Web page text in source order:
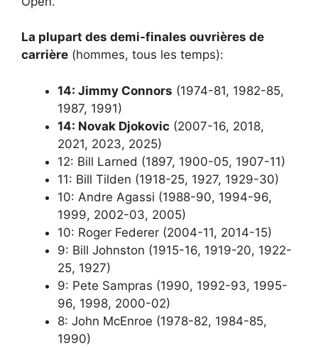
La plupart des demi-finales ouvrières de
carrière (hommes, tous les temps):
14: Jimmy Connors (1974-81, 1982-85,
1987, 1991)
14: Novak Djokovic (2007-16, 2018,
2021, 2023, 2025)
12: Bill Larned (1897, 1900-05, 1907-11)
11: Bill Tilden (1918-25, 1927, 1929-30)
10: Andre Agassi (1988-90, 1994-96,
1999, 2002-03, 2005)
10: Roger Federer (2004-11, 2014-15)
9: Bill Johnston (1915-16, 1919-20, 1922-
25, 1927)
9: Pete Sampras (1990, 1992-93, 1995-
96, 1998, 2000-02)
8: John McEnroe (1978-82, 1984-85,
1990)